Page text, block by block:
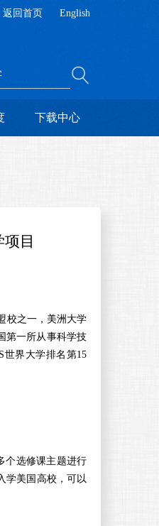
返回首页 English
下载中心
目
校之一，美洲大学
第一所从事科学技
世界大学排名第15
个选修课主题进行
学美国高校，可以